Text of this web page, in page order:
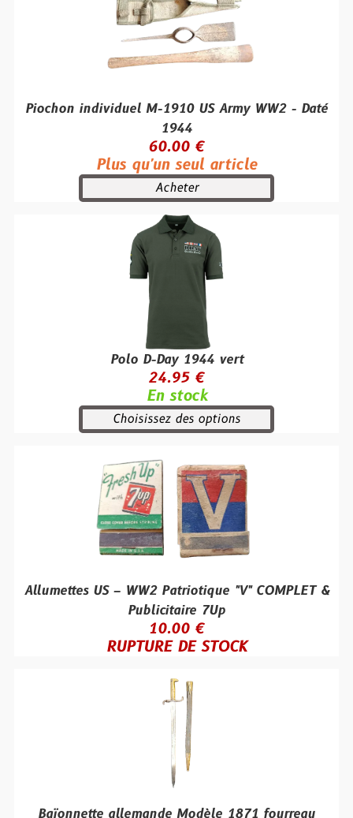
Piochon individuel M-1910 US Army WW2 - Daté
1944
60.00 €
Plus qu'un seul article
Acheter
Polo D-Day 1944 vert
24.95 €
En stock
Choisissez des options
Allumettes US – WW2 Patriotique "V" COMPLET &
Publicitaire 7Up
10.00 €
RUPTURE DE STOCK
Baïonnette allemande Modèle 1871 fourreau